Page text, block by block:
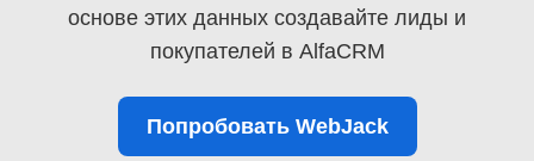
основе этих данных создавайте лиды и
покупателей в AlfaCRM
Попробовать WebJack